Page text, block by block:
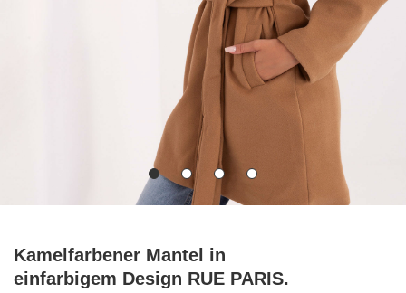
Kamelfarbener Mantel in
einfarbigem Design RUE PARIS.